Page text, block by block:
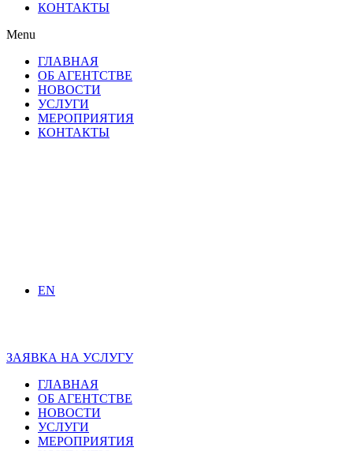
КОНТАКТЫ
Menu
ГЛАВНАЯ
ОБ АГЕНТСТВЕ
НОВОСТИ
УСЛУГИ
МЕРОПРИЯТИЯ
КОНТАКТЫ
EN
ЗАЯВКА НА УСЛУГУ
ГЛАВНАЯ
ОБ АГЕНТСТВЕ
НОВОСТИ
УСЛУГИ
МЕРОПРИЯТИЯ